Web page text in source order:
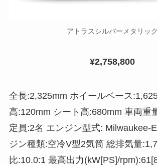
アトラスシルバーメタリック
¥2,758,800
全長:2,325mm ホイールベース
高:120mm シート高:680mm 車両重
定員:2名 エンジン型式: Milwaukee-
ジン種類:空冷V型2気筒 総排気量
比:10.0:1 最高出力(kW[PS]/